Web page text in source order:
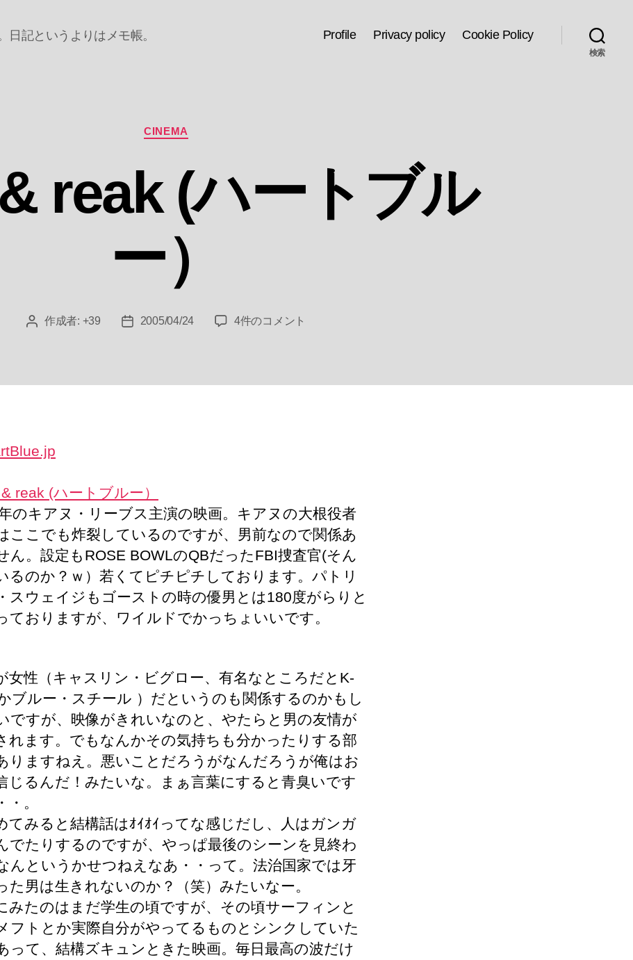
日記というよりはメモ帳。 Profile Privacy policy Cookie Policy
検索
カ
テ
CINEMA
reak (ハートブル
ー）
投 作成者: +39
投
2005/04/24
point
ー
4件のコメント
reak (ハートブルー）
のキアヌ・リーブス主演の映画。キアヌの大根役者
ここでも炸裂しているのですが、男前なので関係あ
ん。設定もROSE BOWLのQBだったFBI捜査官(そん
るのか？ｗ）若くてピチピチしております。パトリ
スウェイジもゴーストの時の優男とは180度がらりと
ておりますが、ワイルドでかっちょいいです。
女性（キャスリン・ビグロー、有名なところだとK-
ブルー・スチール ）だというのも関係するのかもし
ですが、映像がきれいなのと、やたらと男の友情が
れます。でもなんかその気持ちも分かったりする部
りますねえ。悪いことだろうがなんだろうが俺はお
じるんだ！みたいな。まぁ言葉にすると青臭いです
・。
てみると結構話はｵｲｵｲってな感じだし、人はガンガ
でたりするのですが、やっぱ最後のシーンを見終わ
んというかせつねえなあ・・って。法治国家では牙
た男は生きれないのか？（笑）みたいなー。
みたのはまだ学生の頃ですが、その頃サーフィンと
フトとか実際自分がやってるものとシンクしていた
って、結構ズキュンときた映画。毎日最高の波だけ